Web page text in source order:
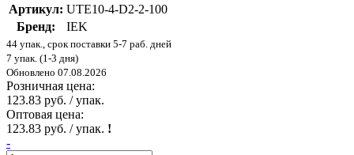
Артикул: UTE10-4-D2-2-100
Бренд:
IEK
44 упак., срок поставки 5-7 раб. дней
7 упак. (1-3 дня)
Обновлено 07.08.2026
Розничная цена:
123.83 руб. / упак.
Оптовая цена:
123.83 руб. / упак. !
-